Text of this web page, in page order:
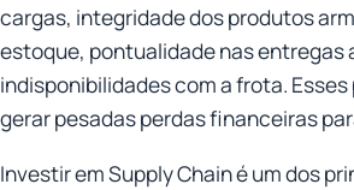
cargas, integridade dos produtos
estoque, pontualidade nas entregas
indisponibilidades com a frota.
gerar pesadas perdas financeiras
Investir em Supply Chain é um dos